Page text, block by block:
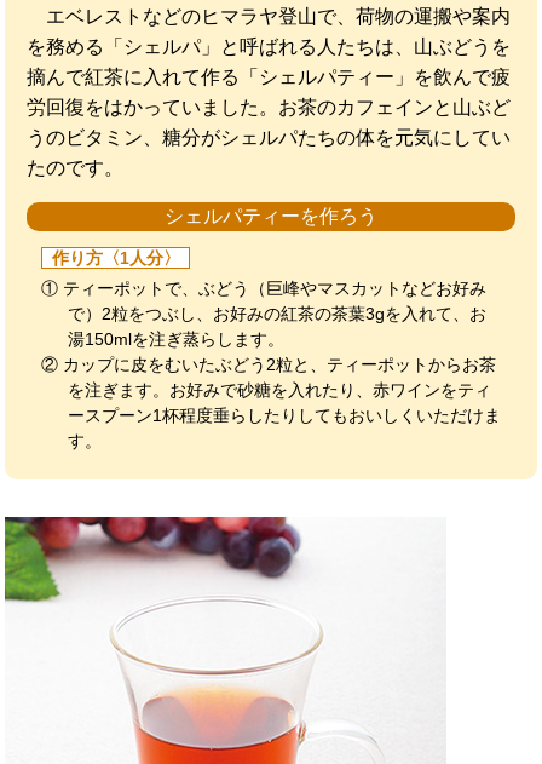
エベレストなどのヒマラヤ登山で、荷物の運搬や案内
を務める「シェルパ」と呼ばれる人たちは、山ぶどうを
摘んで紅茶に入れて作る「シェルパティー」を飲んで疲
労回復をはかっていました。お茶のカフェインと山ぶど
うのビタミン、糖分がシェルパたちの体を元気にしてい
たのです。
シェルパティーを作ろう
作り方〈1人分〉
① ティーポットで、ぶどう（巨峰やマスカットなどお好み
で）2粒をつぶし、お好みの紅茶の茶葉3gを入れて、お
湯150mlを注ぎ蒸らします。
② カップに皮をむいたぶどう2粒と、ティーポットからお茶
を注ぎます。お好みで砂糖を入れたり、赤ワインをティ
ースプーン1杯程度垂らしたりしてもおいしくいただけま
す。